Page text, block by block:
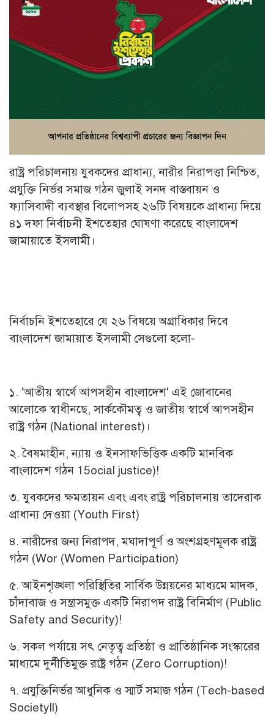
রাষ্ট্র পরিচালনায় যুবকদের প্রাধান্য, নারীর নিরাপত্তা নিশ্চিত,
প্রযুক্তি নির্ভর সমাজ গঠন জুলাই সনদ বাস্তবায়ন ও
ফ্যাসিবাদী ব্যবস্থার বিলোপসহ ২৬টি বিষয়কে প্রাধান্য দিয়ে
৪১ দফা নির্বাচনী ইশতেহার ঘোষণা করেছে বাংলাদেশ
জামায়াতে ইসলামী।
নির্বাচনি ইশতেহারে যে ২৬ বিষয়ে অগ্রাধিকার দিবে
বাংলাদেশ জামায়াত ইসলামী সেগুলো হলো-
১. 'আতীয় স্বার্থে আপসহীন বাংলাদেশ' এই জোবানের
আলোকে স্বাধীনছে, সার্ককৌমত্ব ও জাতীয় স্বার্থে আপসহীন
রাষ্ট্র গঠন (National interest)।
২. বৈষমাহীন, ন্যায় ও ইনসাফভিত্তিক একটি মানবিক
বাংলাদেশ গঠন 15ocial justice)!
৩. যুবকদের ক্ষমতায়ন এবং এবং রাষ্ট্র পরিচালনায় তাদেরাক
প্রাধান্য দেওয়া (Youth First)
৪. নারীদের জন্য নিরাপদ, মঘাদাপূর্ণ ও অংশগ্রহণমূলক রাষ্ট্র
গঠন (Wor (Women Participation)
৫. আইনশৃঙ্খলা পরিস্থিতির সার্বিক উন্নয়নের মাধ্যমে মাদক,
চাঁদাবাজ ও সন্ত্রাসমুক্ত একটি নিরাপদ রাষ্ট্র বিনির্মাণ (Public
Safety and Security)!
৬. সকল পর্যায়ে সৎ নেতৃত্ব প্রতিষ্ঠা ও প্রাতিষ্ঠানিক সংস্কারের
মাধ্যমে দুর্নীতিমুক্ত রাষ্ট্র গঠন (Zero Corruption)!
৭. প্রযুক্তিনির্ভর আধুনিক ও স্মার্ট সমাজ গঠন (Tech-based
Societyll)